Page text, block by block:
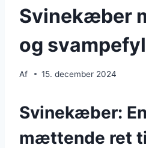
Svinekæber
og
Af 15. december 2024
Svinekæber:
mættende ret